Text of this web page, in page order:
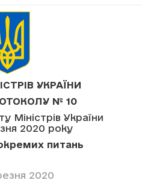
УКРАЇНИ
№ 10
Міністрів України
2020 року
питань
2020